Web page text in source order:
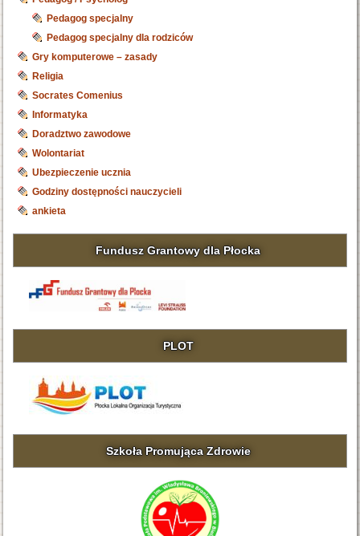
Pedagog specjalny
Pedagog specjalny dla rodziców
Gry komputerowe – zasady
Religia
Socrates Comenius
Informatyka
Doradztwo zawodowe
Wolontariat
Ubezpieczenie ucznia
Godziny dostępności nauczycieli
ankieta
Fundusz Grantowy dla Płocka
PLOT
Szkoła Promująca Zdrowie